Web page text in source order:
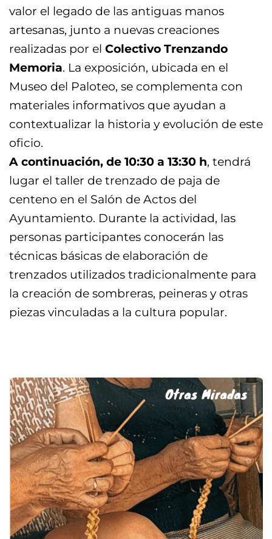
valor el legado de las antiguas manos
artesanas, junto a nuevas creaciones
realizadas por el Colectivo Trenzando
Memoria. La exposición, ubicada en el
Museo del Paloteo, se complementa con
materiales informativos que ayudan a
contextualizar la historia y evolución de este
oficio.
A continuación, de 10:30 a 13:30 h, tendrá
lugar el taller de trenzado de paja de
centeno en el Salón de Actos del
Ayuntamiento. Durante la actividad, las
personas participantes conocerán las
técnicas básicas de elaboración de
trenzados utilizados tradicionalmente para
la creación de sombreras, peineras y otras
piezas vinculadas a la cultura popular.